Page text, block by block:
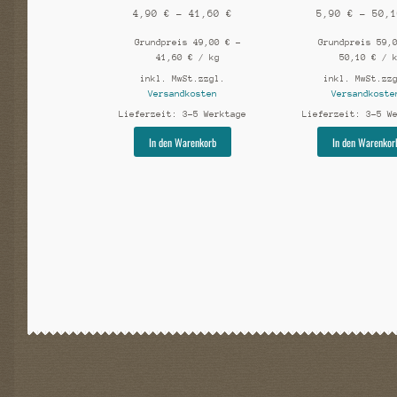
4,90€ –41,60€
Grundpreis 49,00 € –
41,60 € / kg
inkl. MwSt.zzgl.
Versandkosten
Lieferzeit:3-5 Werktage
In den Warenkorb
gewählt
5,90€ –
Grundpreis
50,10 € /
inkl. MwSt.
Lieferzeit:3-5
In den